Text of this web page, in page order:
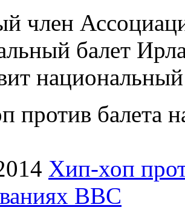
член
балет
Хип-хоп
ВВС